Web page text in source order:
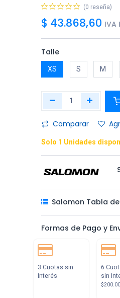
(0 reseña)
$ 43.868,60 IVA
Talle
XS S M
Comparar
Solo 1 Unidades
Salomon Tabla
Formas de Pago y
3 Cuotas sin
Interés
6
sin